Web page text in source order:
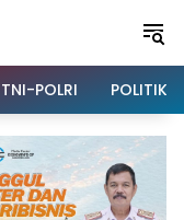
TNI-POLRI POLITIK